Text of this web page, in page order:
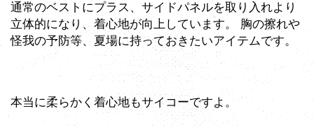
通常のベストにプラス、サイドパネルを取り入れより
立体的になり、着心地が向上しています。 胸の擦れや
怪我の予防等、夏場に持っておきたいアイテムです。
本当に柔らかく着心地もサイコーですよ。